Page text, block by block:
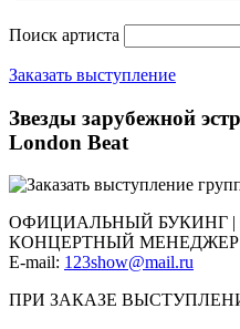
Поиск артиста
Заказать выступление
Звезды зарубежной
London Beat
ОФИЦИАЛЬНЫЙ БУКИНГ |
КОНЦЕРТНЫЙ МЕНЕДЖЕР
E-mail: 123show@mail.ru
ПРИ ЗАКАЗЕ